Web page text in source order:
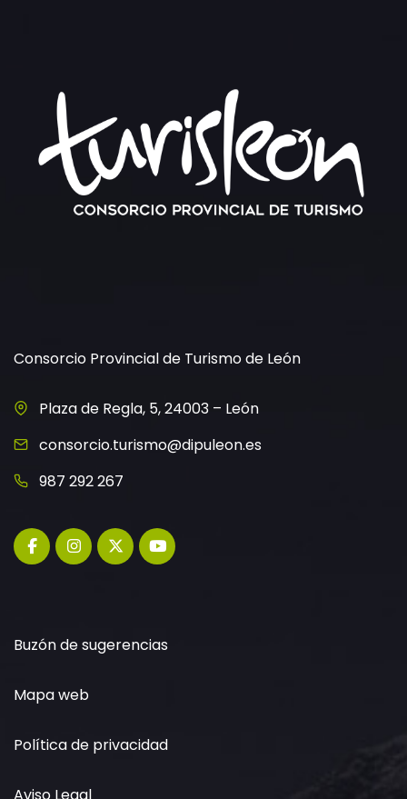
Consorcio Provincial de Turismo de León
Plaza de Regla, 5, 24003 – León
consorcio.turismo@dipuleon.es
987 292 267
Buzón de sugerencias
Mapa web
Política de privacidad
Aviso Legal